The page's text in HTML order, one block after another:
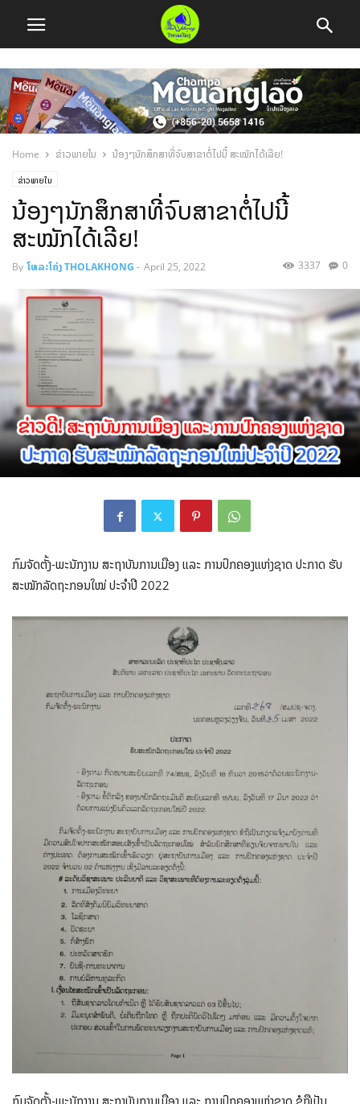
Home ຂ່າວພາຍໃນ ນ້ອງໆນັກສຶກສາທີ່ຈົບສາຂາຕໍ່ໄປນີ້ ສະໝັກໄດ້ເລີຍ!
ຂ່າວພາຍໃນ
ນ້ອງໆນັກສຶກສາທີ່ຈົບສາຂາຕໍ່ໄປນີ້
ສະໝັກໄດ້ເລີຍ!
By ໂທລະໂຄ່ງ THOLAKHONG - April 25, 2022 0
3337
ກົມຈັດຕັ້ງ-ພະນັກງານ ສະຖາບັນການເມືອງ ແລະ ການປົກຄອງແຫ່ງຊາດ ປະກາດ ຮັບ
ສະໝັກລັດຖະກອນໃໝ່ ປະຈໍາປີ 2022